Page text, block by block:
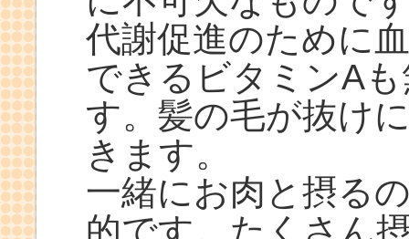
代謝促進のために
できるビタミンA
す。髪の毛が抜け
きます。
一緒にお肉と摂る
的です。たくさん